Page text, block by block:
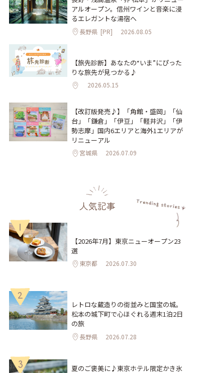
アルオープン。信州ワインと音楽に浸
るエレガントな湯宿へ
長野県 [PR] 2026.08.05
【旅先診断】あなたの“いま”にぴった
りな旅先が見つかる♪
2026.05.15
【改訂版発売♪】「角館・盛岡」「仙
台」「鎌倉」「伊豆」「軽井沢」「伊
勢志摩」国内6エリアと海外1エリアが
リニューアル
宮城県 2026.07.09
人気記事
1
【2026年7月】東京ニューオープン23
選
東京都 2026.07.30
2
レトロな蔵造りの街並みと国宝の城。
松本の城下町で心ほぐれる週末1泊2日
の旅
長野県 2026.07.28
3
夏のご褒美に♪東京ホテル限定かき氷